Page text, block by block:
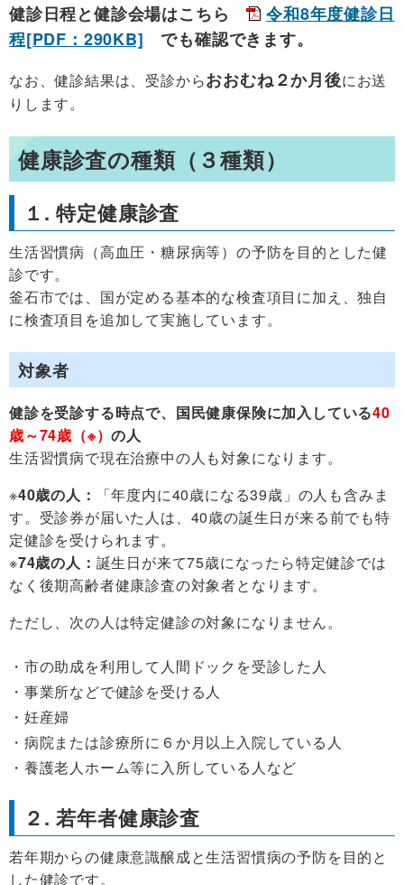
健診日程と健診会場はこちら
令和8年度健診日
程[PDF：290KB] でも確認できます。
なお、健診結果は、受診からおおむね２か月後にお送
りします。
健康診査の種類（３種類）
１. 特定健康診査
生活習慣病（高血圧・糖尿病等）の予防を目的とした健
診です。
釜石市では、国が定める基本的な検査項目に加え、独自
に検査項目を追加して実施しています。
対象者
健診を受診する時点で、国民健康保険に加入している40
歳～74歳（※）の人
生活習慣病で現在治療中の人も対象になります。
※40歳の人：
「年度内に40歳になる39歳」の人も含みま
す。受診券が届いた人は、40歳の誕生日が来る前でも特
定健診を受けられます。
※74歳の人： 誕生日が来て75歳になったら特定健診では
なく後期高齢者健康診査の対象者となります。
ただし、次の人は特定健診の対象になりません。
市の助成を利用して人間ドックを受診した人
事業所などで健診を受ける人
妊産婦
病院または診療所に６か月以上入院している人
養護老人ホーム等に入所している人など
２. 若年者健康診査
若年期からの健康意識醸成と生活習慣病の予防を目的と
した健診です。